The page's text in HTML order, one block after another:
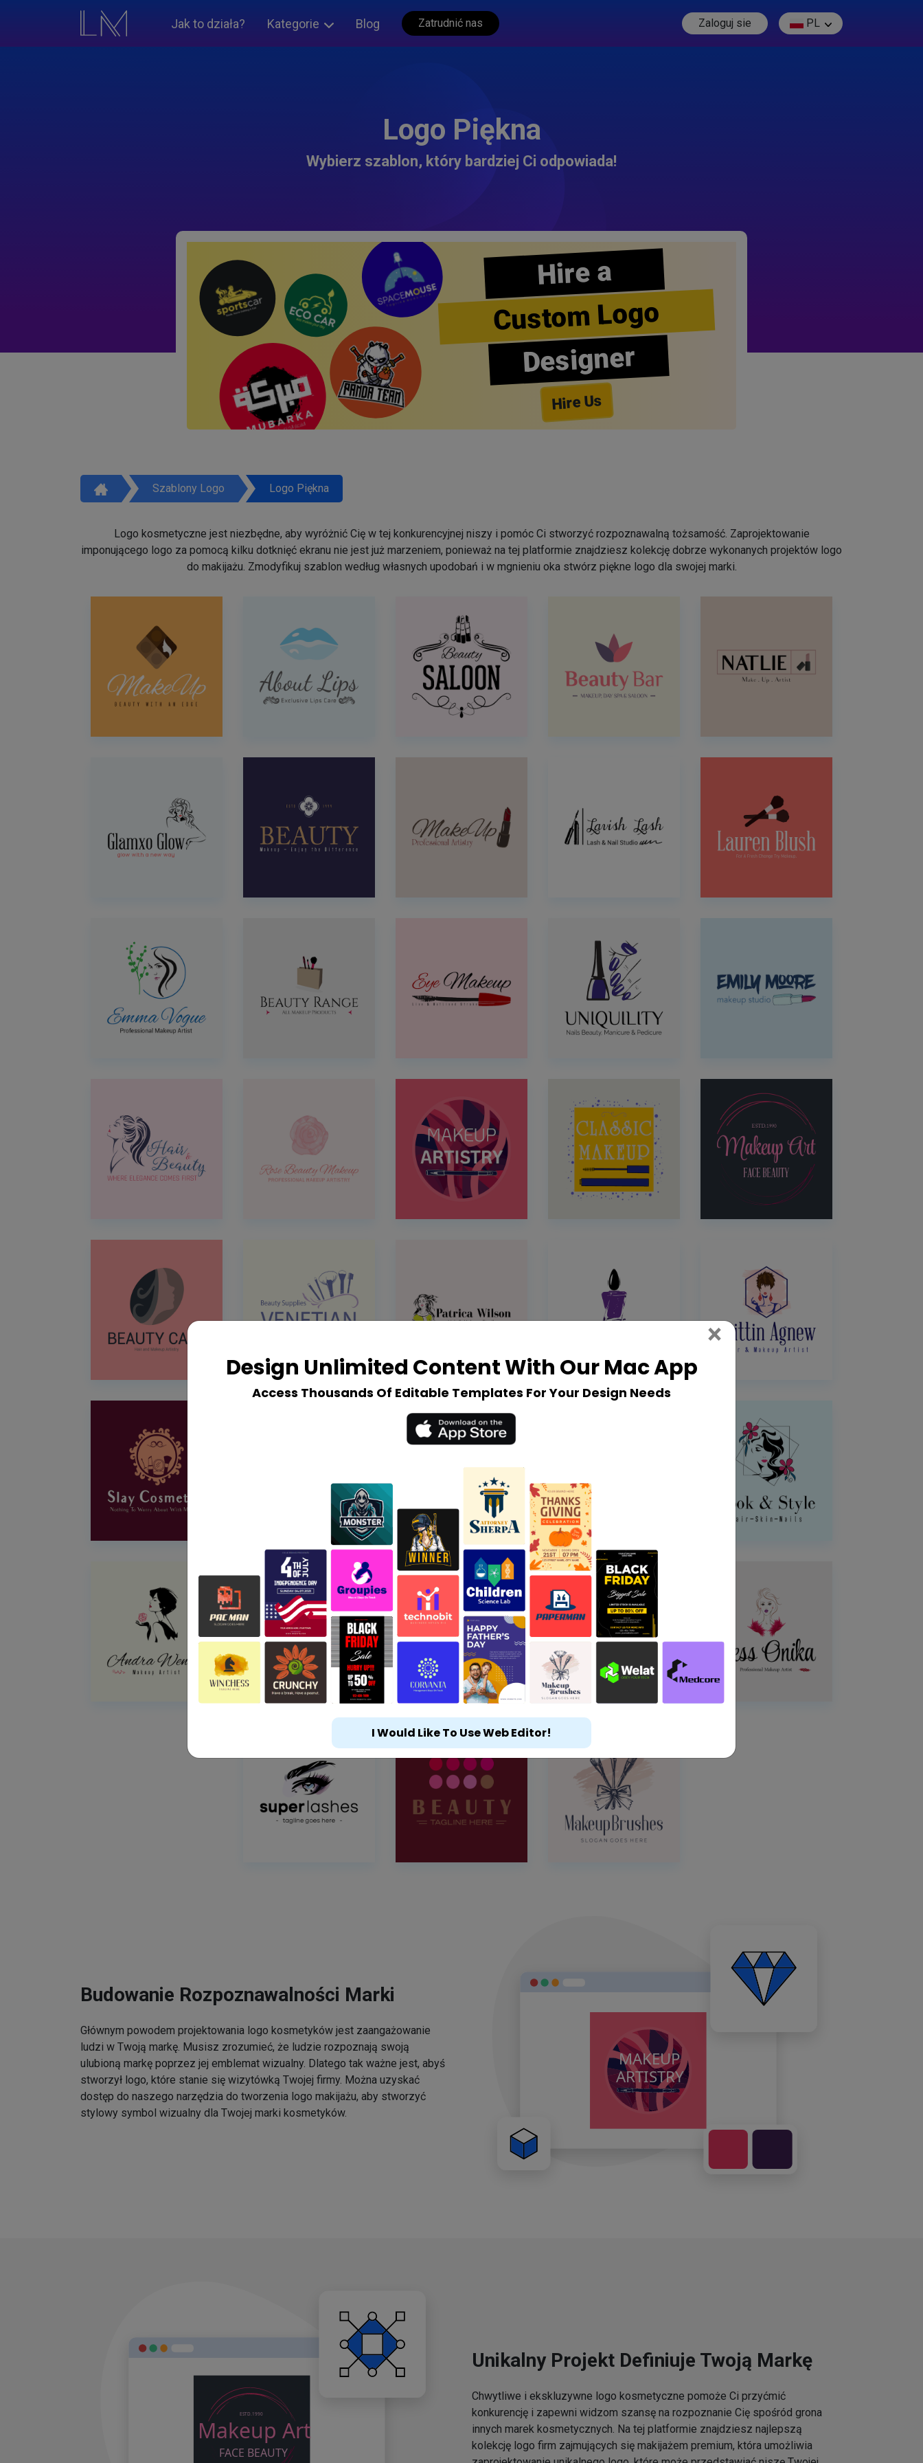
Jak to działa? Kategorie Blog Zatrudnić nas Zaloguj sie PL
Logo Piękna
Wybierz szablon, który bardziej Ci odpowiada!
Hire a
Custom Logo
Designer
Hire Us
Szablony Logo Logo Piękna
Logo kosmetyczne jest niezbędne, aby wyróżnić Cię w tej konkurencyjnej niszy i pomóc Ci stworzyć rozpoznawalną tożsamość. Zaprojektowanie
imponującego logo za pomocą kilku dotknięć ekranu nie jest już marzeniem, ponieważ na tej platformie znajdziesz kolekcję dobrze wykonanych projektów logo
do makijażu. Zmodyfikuj szablon według własnych upodobań i w mgnieniu oka stwórz piękne logo dla swojej marki.
Budowanie Rozpoznawalności Marki
Głównym powodem projektowania logo kosmetyków jest zaangażowanie
ludzi w Twoją markę. Musisz zrozumieć, że ludzie rozpoznają swoją
ulubioną markę poprzez jej emblemat wizualny. Dlatego tak ważne jest, abyś
stworzył logo, które stanie się wizytówką Twojej firmy. Można uzyskać
dostęp do naszego narzędzia do tworzenia logo makijażu, aby stworzyć
stylowy symbol wizualny dla Twojej marki kosmetyków.
Unikalny Projekt Definiuje Twoją Markę
Chwytliwe i ekskluzywne logo kosmetyczne pomoże Ci przyćmić
konkurencję i zapewni widzom szansę na rozpoznanie Cię spośród grona
innych marek kosmetycznych. Na tej platformie znajdziesz najlepszą
kolekcję logo firm zajmujących się makijażem premium, która umożliwia
Design Unlimited Content With Our Mac App
Access Thousands Of Editable Templates For Your Design Needs
× Close
I Would Like To Use Web Editor!